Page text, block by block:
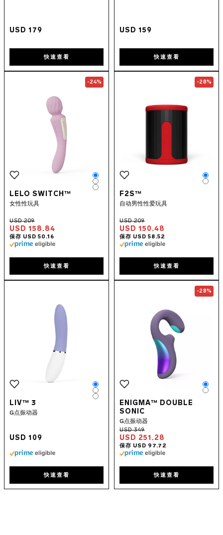
USD 179
快速查看
USD 159
快速查看
Go to theLELO SWITCH™
-24%
LELO SWITCH™
女性性玩具
USD 158.84
Color
Color
Color
快速查看
Go to the-28%
F2S™
自动男性性爱玩具
USD 150.48
快速查看
LIV™ 3
G点振动器
USD 109
Color
Color
Color
快速查看
Go to the-28%
ENIGMA™ DOUBLE
SONIC
G点振动器
USD 251.28
快速查看